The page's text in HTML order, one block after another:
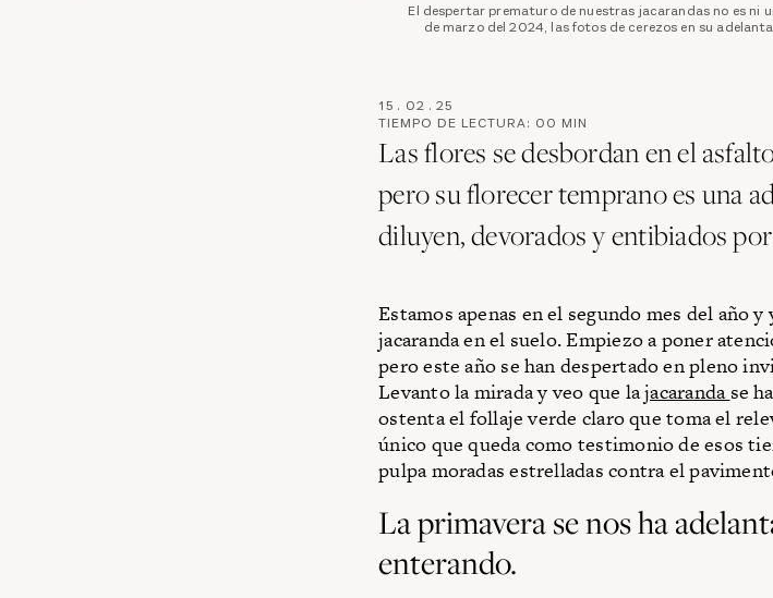
El despertar prematuro de nuestras jacarandas no es ni
de marzo del 2024, las fotos de cerezos en su
15 . 02 . 25
TIEMPO DE LECTURA: 00 MIN
Las flores se desbordan en el
pero su florecer temprano es una
diluyen, devorados y entibiados
Estamos apenas en el segundo mes del año
jacaranda en el suelo. Empiezo a poner
pero este año se han despertado en pleno
Levanto la mirada y veo que lajacaranda se
ostenta el follaje verde claro que toma el
único que queda como testimonio de esos
pulpa moradas estrelladas contra el
La primavera se nos ha
enterando.